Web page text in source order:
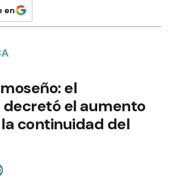
en
el
el aumento
continuidad del